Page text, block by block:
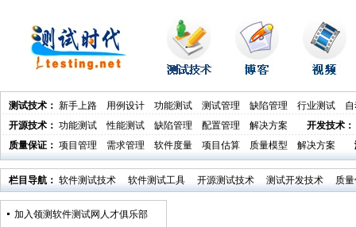
测试技术 ： 新手上路 用例设计 功能测试 测试管理 缺陷管理 行业测试
开源技术 ： 功能测试 性能测试 缺陷管理 配置管理 解决方案 开发技术 ：
质量保证 ： 项目管理 需求管理 软件度量 项目估算 质量模型 解决方案
栏目导航： 软件测试技术 软件测试工具 开源测试技术 测试开发技术 质
加入领测软件测试网人才俱乐部